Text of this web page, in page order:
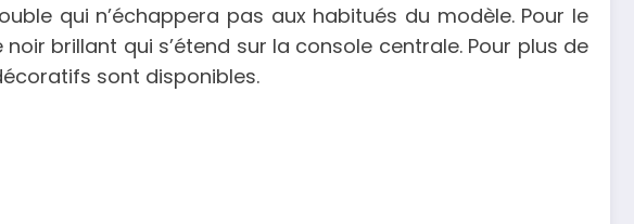
qui n’échappera pas aux habitués du modèle. Pour le
brillant qui s’étend sur la console centrale. Pour plus de
sont disponibles.